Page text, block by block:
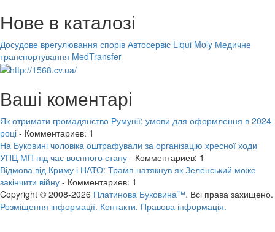
Нове в каталозі
Досудове врегулювання спорів Автосервіс Liqui Moly Медичне
транспортування MedTransfer
Ваші коментарі
Як отримати громадянство Румунії: умови для оформлення в 2024
році - Комментариев: 1
На Буковині чоловіка оштрафували за організацію хресної ходи
УПЦ МП під час воєнного стану - Комментариев: 1
Відмова від Криму і НАТО: Трамп натякнув як Зеленський може
закінчити війну - Комментариев: 1
Copyright © 2008-2026 Платинова Буковина™. Всі права захищено.
Розміщення інформації. Контакти. Правова інформація.